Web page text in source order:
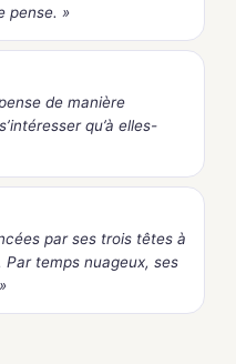
pense. »
de manière
qu’à elles-
par ses trois têtes à
Par temps nuageux, ses